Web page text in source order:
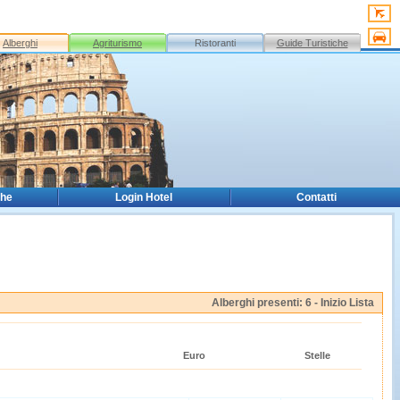
Alberghi Agriturismo Ristoranti Guide Turistiche
Login Hotel Contatti
Alberghi presenti: 6 - Inizio Lista
Euro Stelle